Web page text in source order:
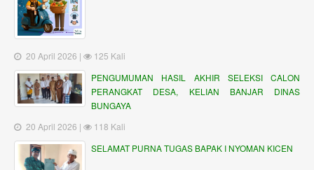
20 April 2026 |
125 Kali
PENGUMUMAN HASIL AKHIR SELEKSI CALON
PERANGKAT DESA, KELIAN BANJAR DINAS
BUNGAYA
20 April 2026 |
118 Kali
SELAMAT PURNA TUGAS BAPAK I NYOMAN KICEN